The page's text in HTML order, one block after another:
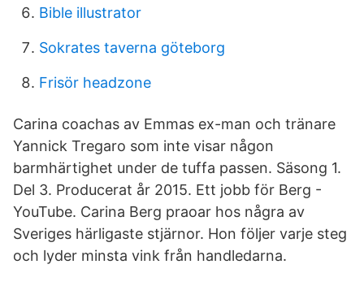
Bible illustrator
Sokrates taverna göteborg
Frisör headzone
Carina coachas av Emmas ex-man och tränare
Yannick Tregaro som inte visar någon
barmhärtighet under de tuffa passen. Säsong 1.
Del 3. Producerat år 2015. Ett jobb för Berg -
YouTube. Carina Berg praoar hos några av
Sveriges härligaste stjärnor. Hon följer varje steg
och lyder minsta vink från handledarna.